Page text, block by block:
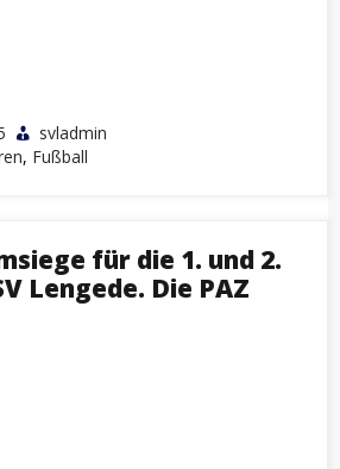
svladmin
, Fußball
für die 1. und 2.
Lengede. Die PAZ